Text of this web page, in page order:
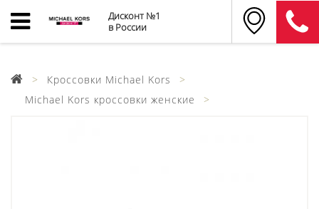
Дисконт №1
в России
Кроссовки Michael Kors
Michael Kors кроссовки женские